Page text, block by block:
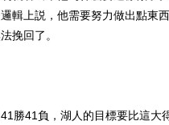
輯上説，他需要努力做出點東
挽回了。
41負，湖人的目標要比這大